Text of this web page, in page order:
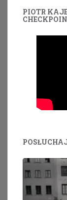
PIOTR
Odtwarzacz
dźwiękowych